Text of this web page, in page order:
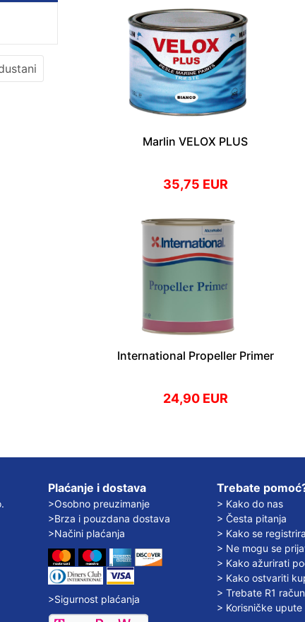
Marlin VELOX PLUS
35,75 EUR
International Propeller Primer
24,90 EUR
Plaćanje i dostava
>Osobno preuzimanje
>Brza i pouzdana dostava
>Načini plaćanja
>Sigurnost plaćanja
Trebate
> Kako do nas
> Česta pitanja
> Kako se
> Ne mogu se
> Kako ažurirati
> Kako ostvariti
> Trebate R1
> Korisničke upute